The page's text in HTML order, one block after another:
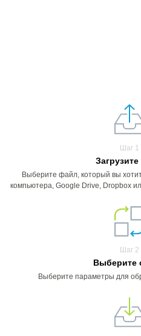
Шаг 1
Выберите файл, который вы
компьютера, Google Drive, Dropbox
Шаг 2
Выберите
Выберите параметры для